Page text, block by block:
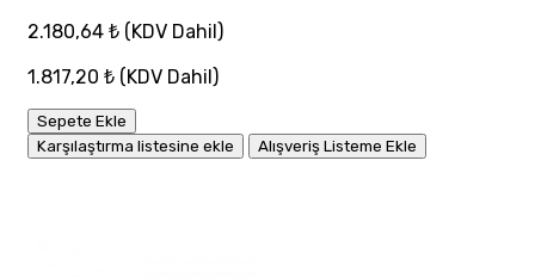
2.180,64 ₺ (KDV Dahil)
1.817,20 ₺ (KDV Dahil)
Sepete Ekle
Karşılaştırma listesine ekle
Alışveriş Listeme Ekle